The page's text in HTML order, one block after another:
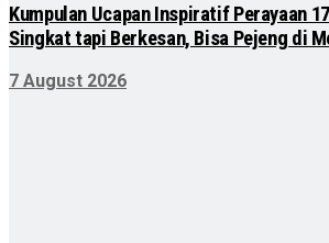
Kumpulan Ucapan Inspiratif Perayaan
Singkat tapi Berkesan, Bisa Pejeng di
7 August 2026